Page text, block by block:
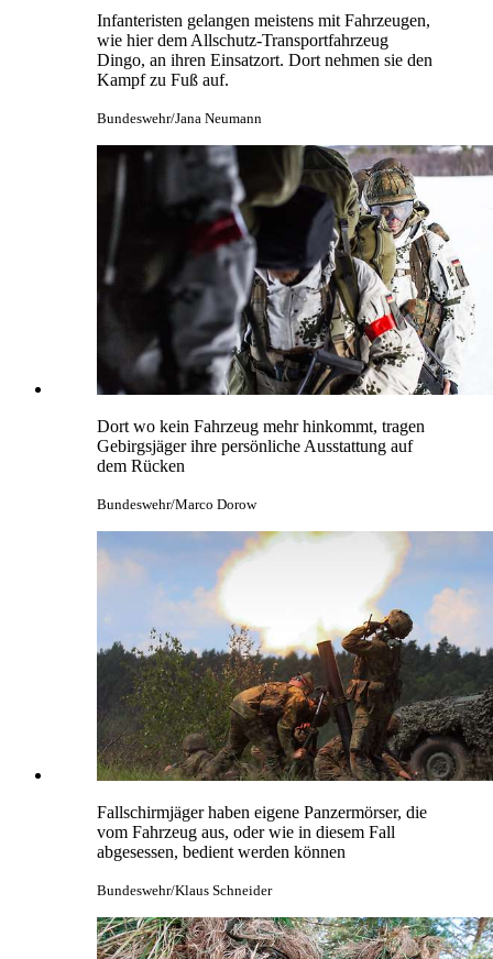
Infanteristen gelangen meistens mit Fahrzeugen,
wie hier dem Allschutz-Transportfahrzeug
Dingo, an ihren Einsatzort. Dort nehmen sie den
Kampf zu Fuß auf.
Bundeswehr/Jana Neumann
Dort wo kein Fahrzeug mehr hinkommt, tragen
Gebirgsjäger ihre persönliche Ausstattung auf
dem Rücken
Bundeswehr/Marco Dorow
Fallschirmjäger haben eigene Panzermörser, die
vom Fahrzeug aus, oder wie in diesem Fall
abgesessen, bedient werden können
Bundeswehr/Klaus Schneider